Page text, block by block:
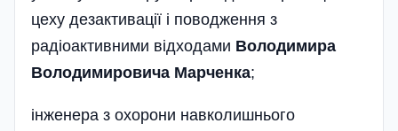
цеху дезактивації і поводження з
радіоактивними відходами Володимира
Володимировича Марченка;
інженера з охорони навколишнього